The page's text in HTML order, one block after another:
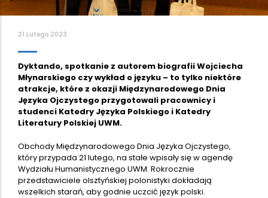
21 Lutego 2023
Dyktando, spotkanie z autorem biografii Wojciecha
Młynarskiego czy wykład o języku – to tylko niektóre
atrakcje, które z okazji Międzynarodowego Dnia
Języka Ojczystego przygotowali pracownicy i
studenci Katedry Języka Polskiego i Katedry
Literatury Polskiej UWM.
Obchody Międzynarodowego Dnia Języka Ojczystego,
który przypada 21 lutego, na stałe wpisały się w agendę
Wydziału Humanistycznego UWM. Rokrocznie
przedstawiciele olsztyńskiej polonistyki dokładają
wszelkich starań, aby godnie uczcić język polski.